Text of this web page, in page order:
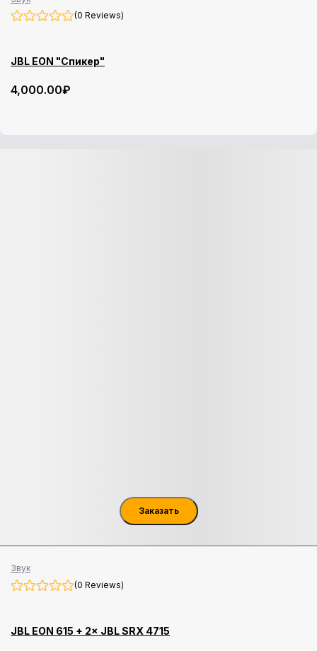
(0 Reviews)
JBL EON "Спикер"
4,000.00₽
Заказать
Звук
(0 Reviews)
JBL EON 615 + 2× JBL SRX 4715